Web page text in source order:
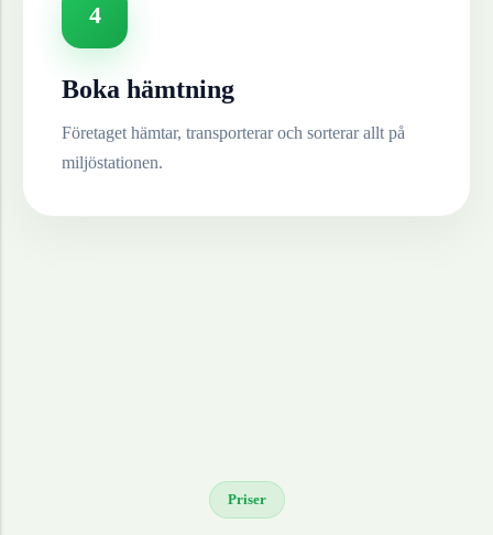
4
Boka hämtning
Företaget hämtar, transporterar och sorterar allt på
miljöstationen.
Priser